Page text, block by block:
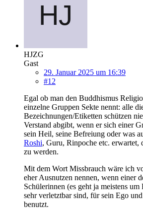
HJZG
Gast
29. Januar 2025 um 16:39
#12
Egal ob man den Buddhismus
einzelne Gruppen Sekte nennt: alle
Bezeichnungen/Etiketten schützen
Verstand abgibt, wenn er sich einer
sein Heil, seine Befreiung oder was
Roshi, Guru, Rinpoche etc. erwartet,
zu werden.
Mit dem Wort Missbrauch wäre ich
eher Ausnutzen nennen, wenn einer
Schülerinnen (es geht ja meistens
sehr verletztbar sind, für sein Ego
benutzt.